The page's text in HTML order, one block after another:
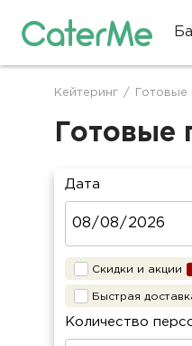
Строка
навигации
Кейтеринг /
Готовые
Дата
Скидки и акции
Быстрая
Количество